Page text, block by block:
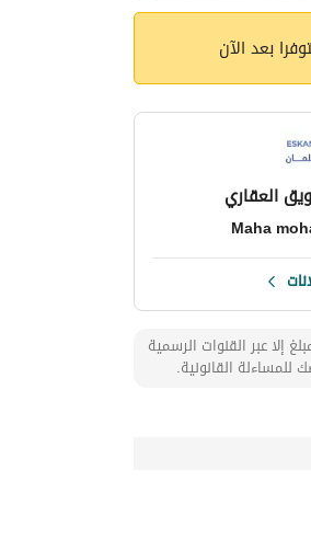
بعد الآن
العقاري
Maha
إلا عبر القنوات الرسمية
للمساءلة القانونية.